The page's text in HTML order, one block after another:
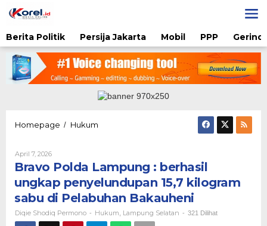
ke
Berita Politik
Persija Jakarta Mobil PPP
Homepage / Hukum
berhasil
ungkap
penyelundupan
15,7
kilogram
sabu
April 7, 2026Oleh
Diqie
Shodiq
Bravo Polda Lampung : berhasil
ungkap penyelundupan 15,7 kilogram
sabu di Pelabuhan Bakauheni
Diqie Shodiq Permono - Hukum Lampung Selatan - 321 Dilihat